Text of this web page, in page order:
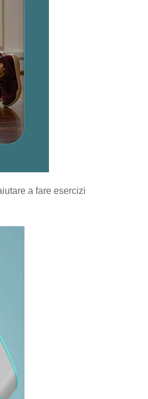
a fare esercizi